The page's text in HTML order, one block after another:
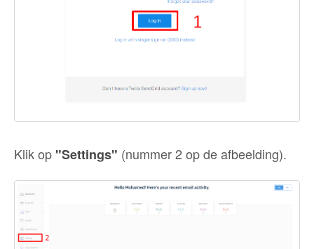
Klik op "Settings" (nummer 2 op de afbeelding).